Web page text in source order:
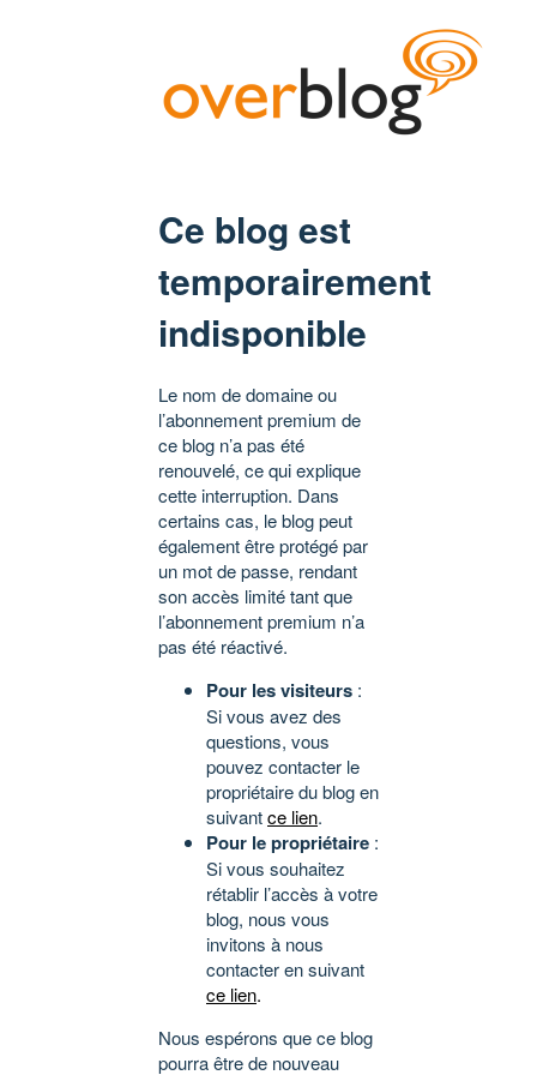
Ce blog est
temporairement
indisponible
Le nom de domaine ou
l’abonnement premium de
ce blog n’a pas été
renouvelé, ce qui explique
cette interruption. Dans
certains cas, le blog peut
également être protégé par
un mot de passe, rendant
son accès limité tant que
l’abonnement premium n’a
pas été réactivé.
Pour les visiteurs :
Si vous avez des
questions, vous
pouvez contacter le
propriétaire du blog en
suivantce lien.
Pour le propriétaire :
Si vous souhaitez
rétablir l’accès à votre
blog, nous vous
invitons à nous
contacter en suivant
ce lien.
Nous espérons que ce blog
pourra être de nouveau